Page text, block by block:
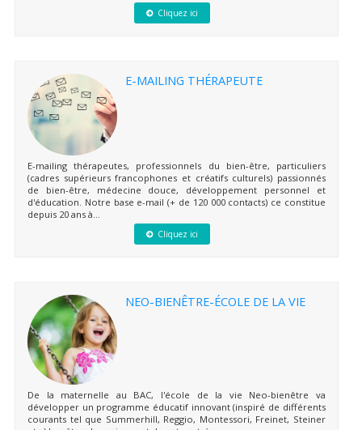
Cliquez ici
E-MAILING THÉRAPEUTE
E-mailing thérapeutes, professionnels du bien-être, particuliers
(cadres supérieurs francophones et créatifs culturels) passionnés
de bien-être, médecine douce, développement personnel et
d'éducation. Notre base e-mail (+ de 120 000 contacts) ce constitue
depuis 20 ans à...
Cliquez ici
NEO-BIENÊTRE-ÉCOLE DE LA VIE
De la maternelle au BAC, l'école de la vie Neo-bienêtre va
développer un programme éducatif innovant (inspiré de différents
courants tel que Summerhill, Reggio, Montessori, Freinet, Steiner